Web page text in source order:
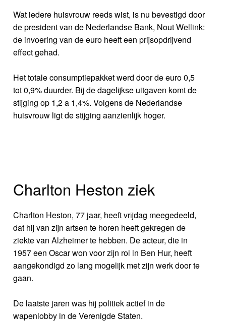
Wat iedere huisvrouw reeds wist, is nu bevestigd door
de president van de Nederlandse Bank, Nout Wellink:
de invoering van de euro heeft een prijsopdrijvend
effect gehad.
Het totale consumptiepakket werd door de euro 0,5
tot 0,9% duurder. Bij de dagelijkse uitgaven komt de
stijging op 1,2 a 1,4%. Volgens de Nederlandse
huisvrouw ligt de stijging aanzienlijk hoger.
Charlton Heston ziek
Charlton Heston, 77 jaar, heeft vrijdag meegedeeld,
dat hij van zijn artsen te horen heeft gekregen de
ziekte van Alzheimer te hebben. De acteur, die in
1957 een Oscar won voor zijn rol in Ben Hur, heeft
aangekondigd zo lang mogelijk met zijn werk door te
gaan.
De laatste jaren was hij politiek actief in de
wapenlobby in de Verenigde Staten.